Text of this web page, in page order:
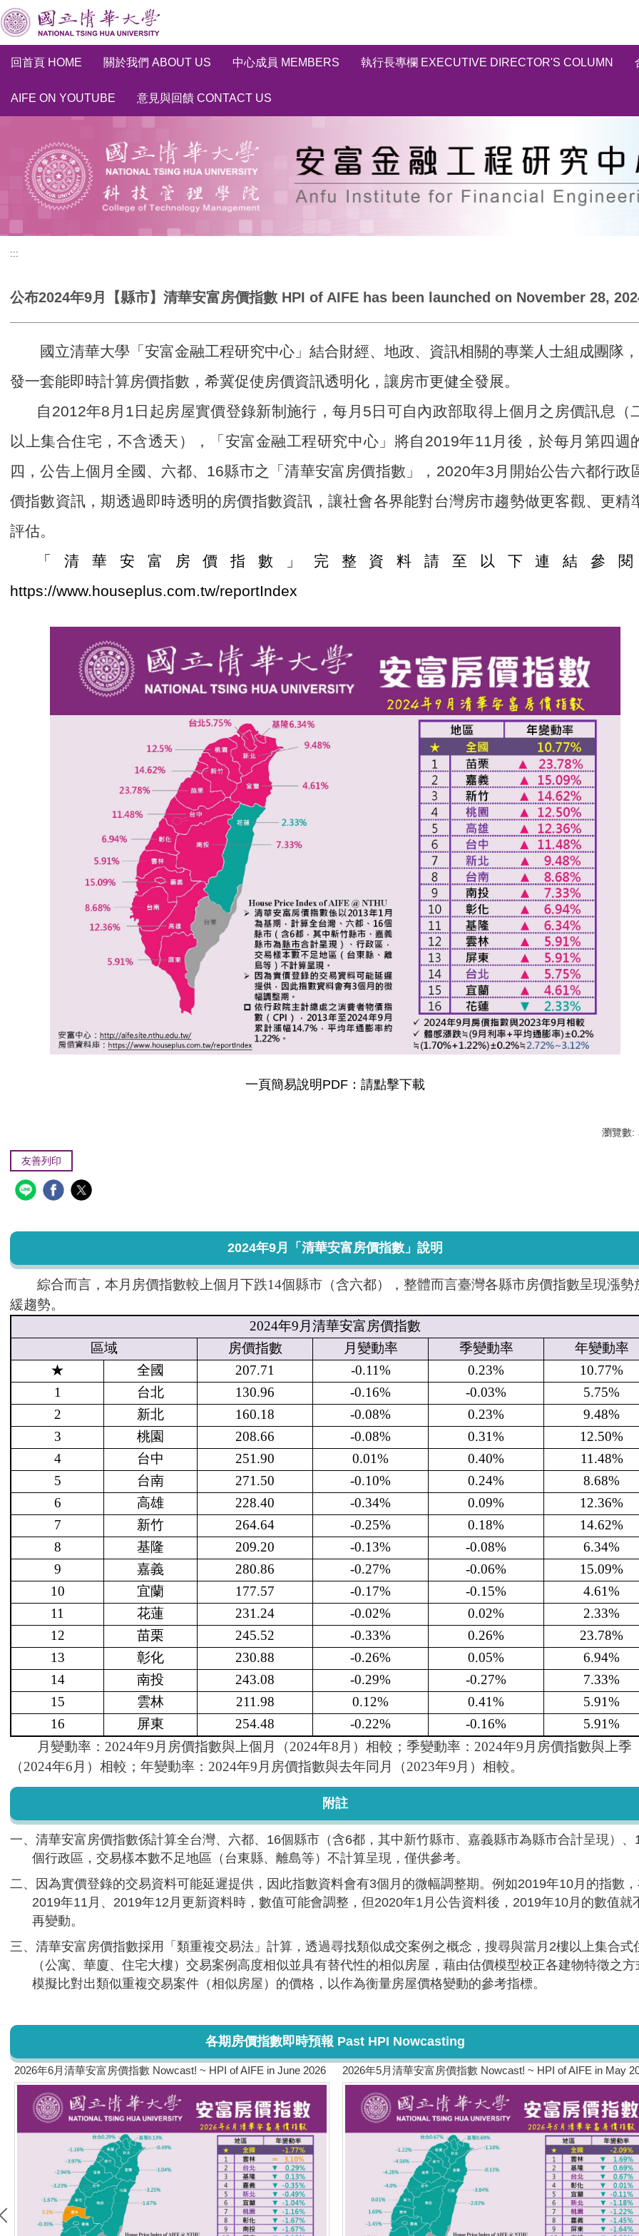
跳
到
主
要
內
區
回首頁 HOME 關於我們 ABOUT US 中心成員 MEMBERS 執行長專欄 EXECUTIVE DIRECTOR'S COLUMN
AIFE ON YOUTUBE 意見與回饋 CONTACT US
:::
公布2024年9月【縣市】清華安富房價指數 HPI of AIFE has been launched on November 28,
國立清華大學「安富金融工程研究中心」結合財經、地政、資訊相關的專業人士組成團隊
發一套能即時計算房價指數，希冀促使房價資訊透明化，讓房市更健全發展。
自2012年8月1日起房屋實價登錄新制施行，每月5日可自內政部取得上個月之房價訊息（
以上集合住宅，不含透天），「安富金融工程研究中心」將自2019年11月後，於每月第四週
四，公告上個月全國、六都、16縣市之「清華安富房價指數」，2020年3月開始公告六都行政
價指數資訊，期透過即時透明的房價指數資訊，讓社會各界能對台灣房市趨勢做更客觀、更精
評估。
「清華安富房價指數」完整資料請至以下連結參閱
https://www.houseplus.com.tw/reportIndex
一頁簡易說明PDF：請點擊下載
瀏覽數:
友善列印
2024年9月「清華安富房價指數」說明
綜合而言，本月房價指數較上個月下跌14個縣市（含六都），整體而言臺灣各縣市房價指數呈現漲勢
緩趨勢。
2024年9 月清華安富房價指數
區域
房價指數 月變動率 季變動率
年變動率
★
全國 207.71 -0.11% 0.23%
10.77%
1
台北 130.96 -0.16% -0.03%
5.75%
2
新北 160.18 -0.08% 0.23%
9.48%
3
桃園 208.66 -0.08% 0.31%
12.50%
4
台中 251.90 0.01% 0.40%
11.48%
5
台南 271.50 -0.10% 0.24%
8.68%
6
高雄 228.40 -0.34% 0.09%
12.36%
7
新竹 264.64 -0.25% 0.18%
14.62%
8
基隆 209.20 -0.13% -0.08%
6.34%
9
嘉義 280.86 -0.27% -0.06%
15.09%
10
宜蘭 177.57 -0.17% -0.15%
4.61%
11
花蓮 231.24 -0.02% 0.02%
2.33%
12
苗栗 245.52 -0.33% 0.26%
23.78%
13
彰化 230.88 -0.26% 0.05%
6.94%
14
南投 243.08 -0.29% -0.27%
7.33%
15
雲林 211.98 0.12% 0.41%
5.91%
16
屏東 254.48 -0.22% -0.16%
5.91%
月變動率：2024年9月房價指數與上個月（2024年8月）相較；季變動率：2024年9月房價指數與上季
（2024年6月）相較；年變動率：2024年9月房價指數與去年同月（2023年9月）相較。
附註
一、清華安富房價指數係計算全台灣、六都、16個縣市（含6都，其中新竹縣市、嘉義縣市為縣市合計呈現）、
個行政區，交易樣本數不足地區（台東縣、離島等）不計算呈現，僅供參考。
二、因為實價登錄的交易資料可能延遲提供，因此指數資料會有3個月的微幅調整期。例如2019年10月的指數
2019年11月、2019年12月更新資料時，數值可能會調整，但2020年1月公告資料後，2019年10月的數值就
再變動。
三、清華安富房價指數採用「類重複交易法」計算，透過尋找類似成交案例之概念，搜尋與當月2樓以上集合式
（公寓、華廈、住宅大樓）交易案例高度相似並具有替代性的相似房屋，藉由估價模型校正各建物特徵之方
模擬比對出類似重複交易案件（相似房屋）的價格，以作為衡量房屋價格變動的參考指標。
各期房價指數即時預報 Past HPI Nowcasting
2026年6月清華安富房價指數 Nowcast! ~ HPI of AIFE in June 2026 2026年5月清華安富房價指數 Nowcast! ~ HPI of AIFE in May